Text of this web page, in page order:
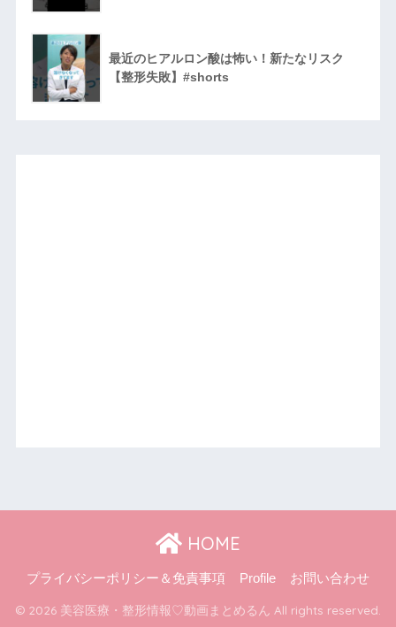
最近のヒアルロン酸は怖い！新たなリスク
【整形失敗】#shorts
HOME
プライバシーポリシー＆免責事項 Profile お問い合わせ
© 2026 美容医療・整形情報♡動画まとめるん All rights reserved.